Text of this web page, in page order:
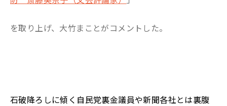
を取り上げ、大竹まことがコメントした。
石破降ろしに傾く自民党裏金議員や新聞各社とは裏腹